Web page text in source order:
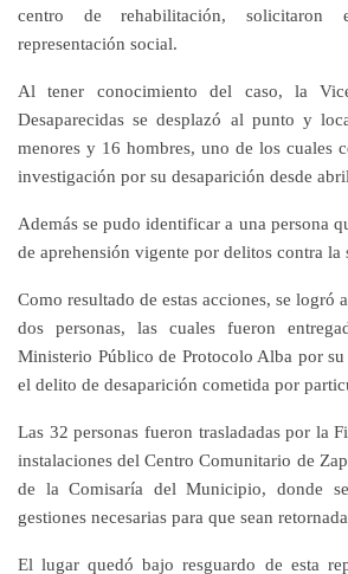
centro de rehabilitación,
representación social.
Al tener conocimiento del caso, la
Desaparecidas se desplazó al punto y
menores y 16 hombres, uno de los cuales
investigación por su desaparición desde
Además se pudo identificar a una persona
de aprehensión vigente por delitos contra la
Como resultado de estas acciones, se logró
dos personas, las cuales fueron
Ministerio Público de Protocolo Alba por
el delito de desaparición cometida por
Las 32 personas fueron trasladadas por la
instalaciones del Centro Comunitario de
de la Comisaría del Municipio, donde
gestiones necesarias para que sean
El lugar quedó bajo resguardo de esta